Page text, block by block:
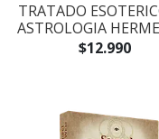
TRATADO
ASTROLOGIA
$12.990